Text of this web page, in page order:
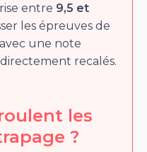
entre 9,5 et
les épreuves de
une note
recalés.
les
?